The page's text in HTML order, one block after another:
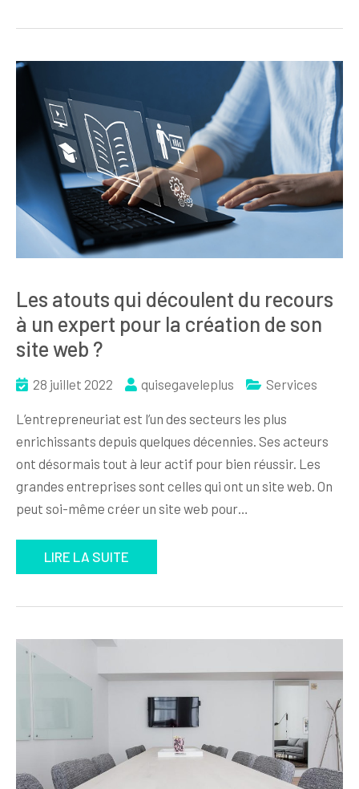
Les atouts qui découlent du recours
à un expert pour la création de son
site web ?
28 juillet 2022 quisegaveleplus Services
L’entrepreneuriat est l’un des secteurs les plus
enrichissants depuis quelques décennies. Ses acteurs
ont désormais tout à leur actif pour bien réussir. Les
grandes entreprises sont celles qui ont un site web. On
peut soi-même créer un site web pour…
LIRE LA SUITE